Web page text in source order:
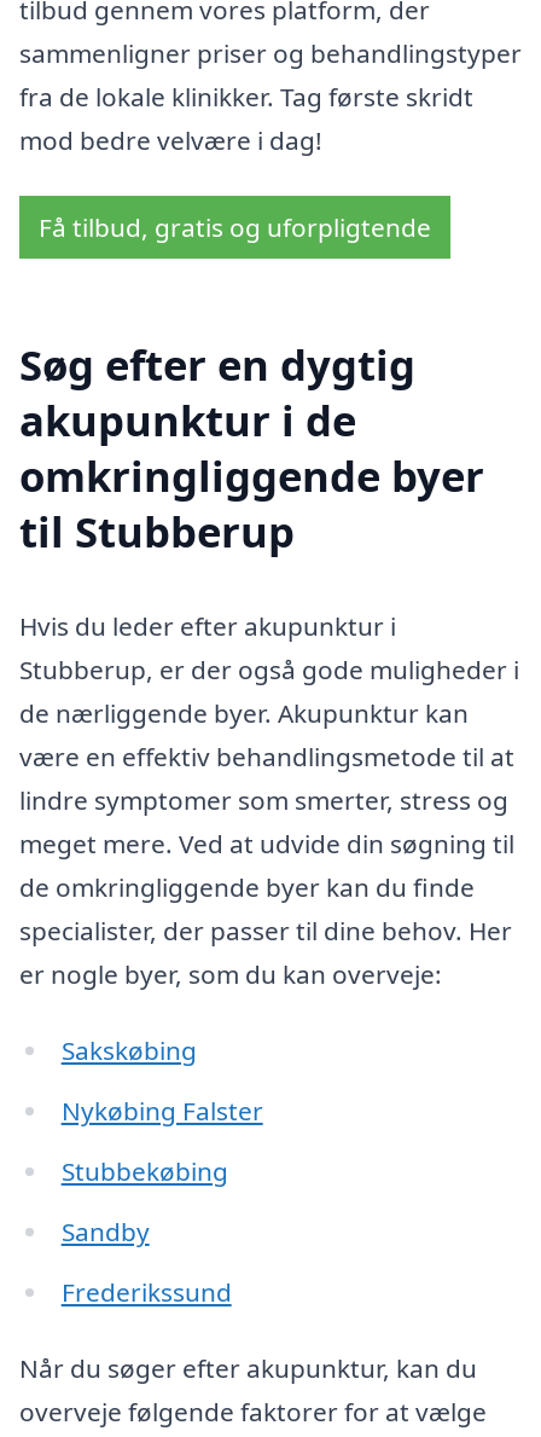
tilbud gennem vores platform, der
sammenligner priser og behandlingstyper
fra de lokale klinikker. Tag første skridt
mod bedre velvære i dag!
Få tilbud, gratis og uforpligtende
Søg efter en dygtig
akupunktur i de
omkringliggende byer
til Stubberup
Hvis du leder efter akupunktur i
Stubberup, er der også gode muligheder i
de nærliggende byer. Akupunktur kan
være en effektiv behandlingsmetode til at
lindre symptomer som smerter, stress og
meget mere. Ved at udvide din søgning til
de omkringliggende byer kan du finde
specialister, der passer til dine behov. Her
er nogle byer, som du kan overveje:
Sakskøbing
Nykøbing Falster
Stubbekøbing
Sandby
Frederikssund
Når du søger efter akupunktur, kan du
overveje følgende faktorer for at vælge